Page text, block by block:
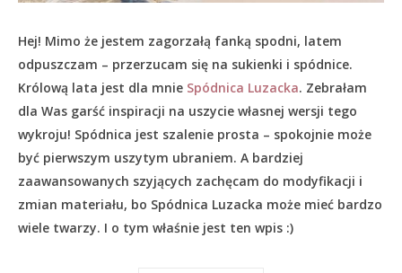
Hej! Mimo że jestem zagorzałą fanką spodni, latem
odpuszczam – przerzucam się na sukienki i spódnice.
Królową lata jest dla mnie Spódnica Luzacka. Zebrałam
dla Was garść inspiracji na uszycie własnej wersji tego
wykroju! Spódnica jest szalenie prosta – spokojnie może
być pierwszym uszytym ubraniem. A bardziej
zaawansowanych szyjących zachęcam do modyfikacji i
zmian materiału, bo Spódnica Luzacka może mieć bardzo
wiele twarzy. I o tym właśnie jest ten wpis :)